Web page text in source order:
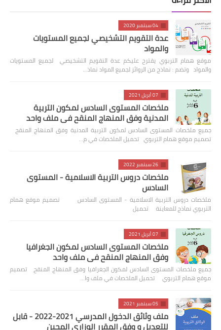
04 سبتمبر 2020
عدة التقويم التشخيصي لجميع المستويات
والمواد
موقع همام التربوي يقترح عليكم عدة التقويم التشخيصي لجميع المستويات
والمواد وتضم : نماذج من الروائز لجميع المواد نماذ…
07 أبريل 2021
ملخصات المستوى السادس لمكون التربية
المدنية وفق المنهاج المنقح في ملف واحد
جميع ملخصات المستوى السادس لمكون التربية المدنية وفق المنهاج المنقح
تصميم موقع همام التربوي تحميل الملخصات في م…
26 سبتمبر 2022
ملخصات دروس التربية الاسلامية - المستوى
السادس
ملخصات دروس التربية الاسلامية - المستوى السادس تصميم موقع همام
التربوي نماذج للمعاينة تحميل
07 أبريل 2021
ملخصات المستوى السادس لمكون الجغرافيا
وفق المنهاج المنقح في ملف واحد
جميع ملخصات المستوى السادس لمكون الجغرافيا وفق المنهاج المنقح تصميم
موقع همام التربوي تحميل الملخصات في ملف وا…
05 سبتمبر 2021
ملف وثائق الدخول المدرسي 2021-2022 - قابل
للتعديل و وفق المقرر الوزاري المحين